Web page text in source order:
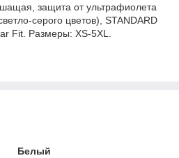
защита от ультрафиолета
серого цветов), STANDARD
Fit. Размеры: XS-5XL.
Белый